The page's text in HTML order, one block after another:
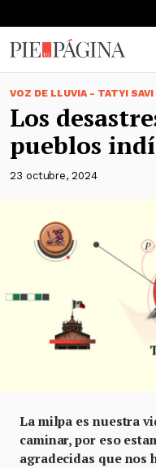
VOZ DE LLUVIA - TATYI SAVI
Los
pueblos
23 octubre, 2024
La milpa es nuestra
caminar, por eso
agradecidas que nos